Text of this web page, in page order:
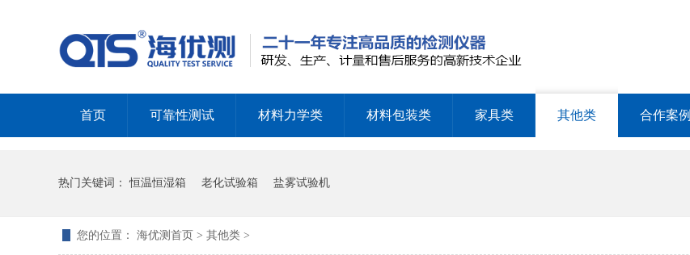
首页 可靠性测试 材料力学类 材料包装类 家具类 其他类 合作案例
热门关键词：恒温恒湿箱 老化试验箱 盐雾试验机
您的位置： 海优测首页 > 其他类 >